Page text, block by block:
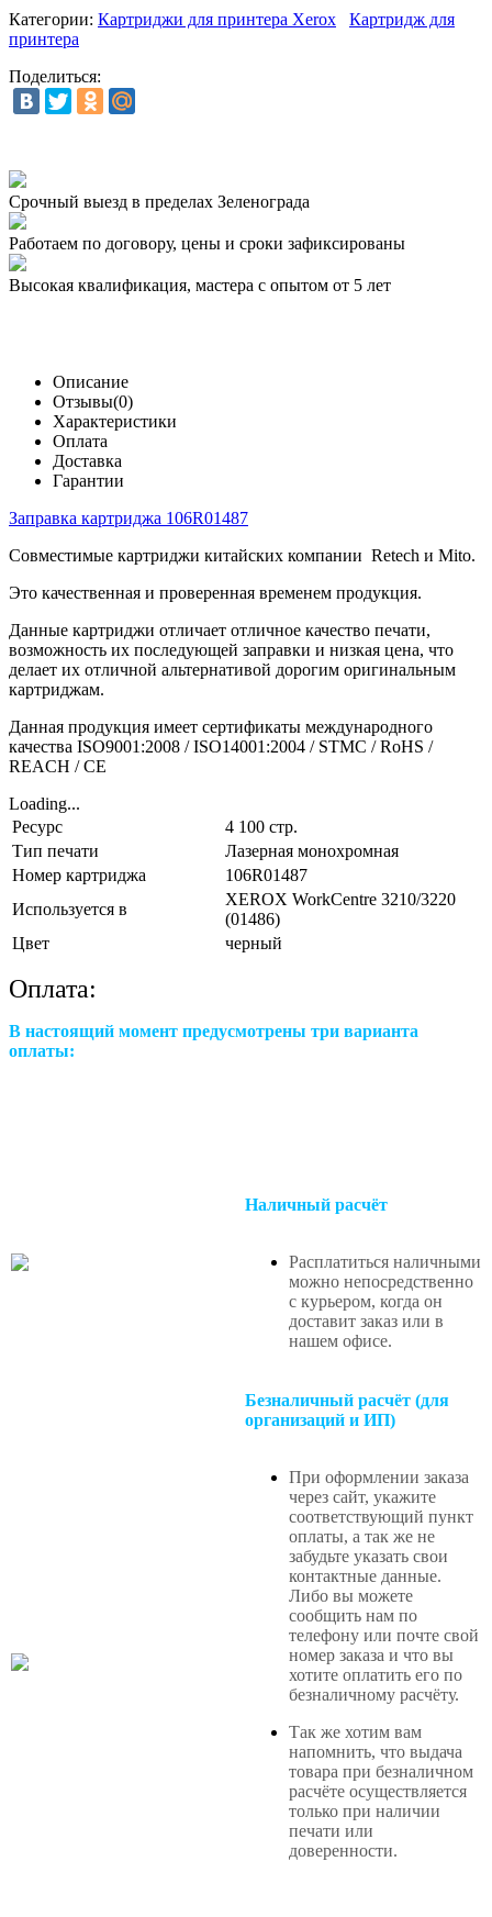
Категории: Картриджи для принтера Xerox
Картридж для
принтера
Поделиться:
Срочный выезд в пределах Зеленограда
Работаем по договору, цены и сроки зафиксированы
Высокая квалификация, мастера с опытом от 5 лет
Описание
Отзывы(0)
Характеристики
Оплата
Доставка
Гарантии
Заправка картриджа 106R01487
Совместимые картриджи китайских компании Retech и Mito.
Это качественная и проверенная временем продукция.
Данные картриджи отличает отличное качество печати,
возможность их последующей заправки и низкая цена, что
делает их отличной альтернативой дорогим оригинальным
картриджам.
Данная продукция имеет сертификаты международного
качества ISO9001:2008 / ISO14001:2004 / STMC / RoHS /
REACH / CE
Loading...
Ресурс
4 100 стр.
Тип печати
Лазерная монохромная
Номер картриджа
106R01487
Используется в
XEROX WorkCentre 3210/3220
(01486)
Цвет
черный
Оплата:
В настоящий момент предусмотрены три варианта
оплаты:
Наличный расчёт
Расплатиться наличными
можно непосредственно
с курьером, когда он
доставит заказ или в
нашем офисе.
Безналичный расчёт (для
организаций и ИП)
При оформлении заказа
через сайт, укажите
соответствующий пункт
оплаты, а так же не
забудьте указать свои
контактные данные.
Либо вы можете
сообщить нам по
телефону или почте свой
номер заказа и что вы
хотите оплатить его по
безналичному расчёту.
Так же хотим вам
напомнить, что выдача
товара при безналичном
расчёте осуществляется
только при наличии
печати или
доверенности.